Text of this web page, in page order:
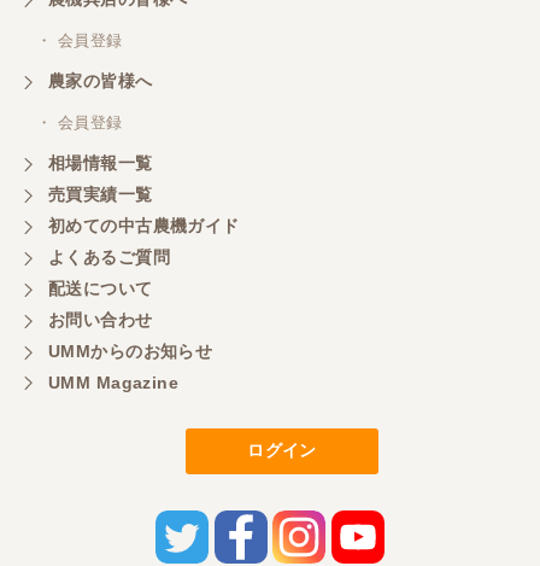
・ 会員登録
農家の皆様へ
・ 会員登録
相場情報一覧
売買実績一覧
初めての中古農機ガイド
よくあるご質問
配送について
お問い合わせ
UMMからのお知らせ
UMM Magazine
ログイン